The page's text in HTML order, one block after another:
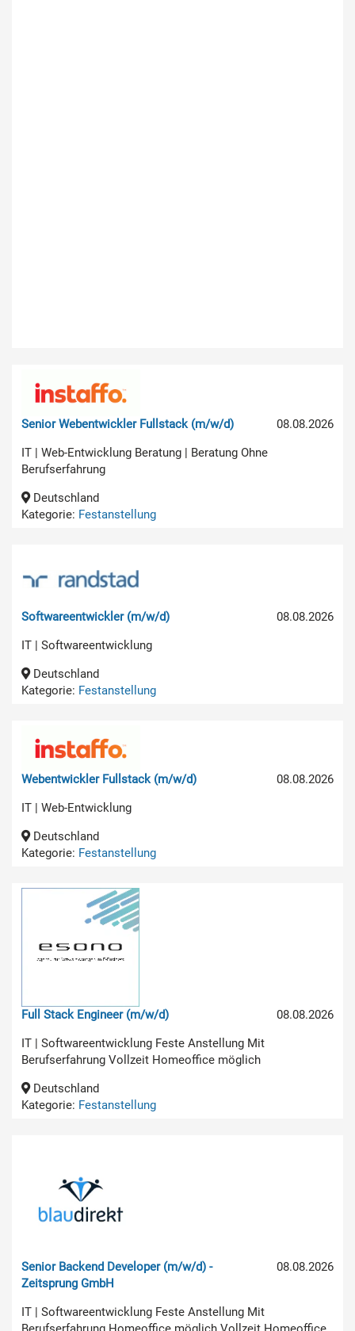
08.08.2026
Senior Webentwickler Fullstack (m/w/d)
IT | Web-Entwicklung Beratung | Beratung Ohne
Berufserfahrung
Deutschland
Kategorie: Festanstellung
08.08.2026
Softwareentwickler (m/w/d)
IT | Softwareentwicklung
Deutschland
Kategorie: Festanstellung
08.08.2026
Webentwickler Fullstack (m/w/d)
IT | Web-Entwicklung
Deutschland
Kategorie: Festanstellung
08.08.2026
Full Stack Engineer (m/w/d)
IT | Softwareentwicklung Feste Anstellung Mit
Berufserfahrung Vollzeit Homeoffice möglich
Deutschland
Kategorie: Festanstellung
08.08.2026
Senior Backend Developer (m/w/d) -
Zeitsprung GmbH
IT | Softwareentwicklung Feste Anstellung Mit